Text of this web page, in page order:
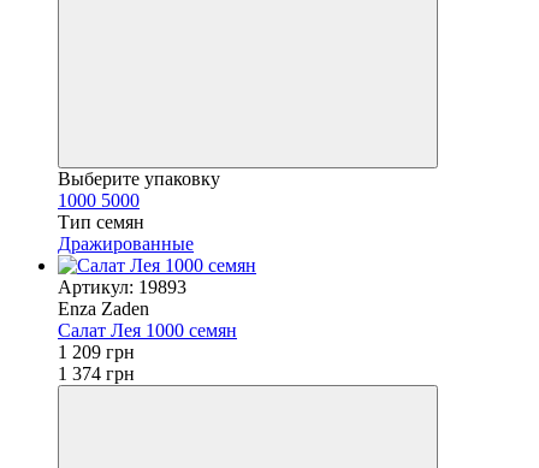
Выберите упаковку
1000 5000
Тип семян
Дражированные
Артикул: 19893
Enza Zaden
Салат Лея 1000 семян
1 209 грн
1 374 грн